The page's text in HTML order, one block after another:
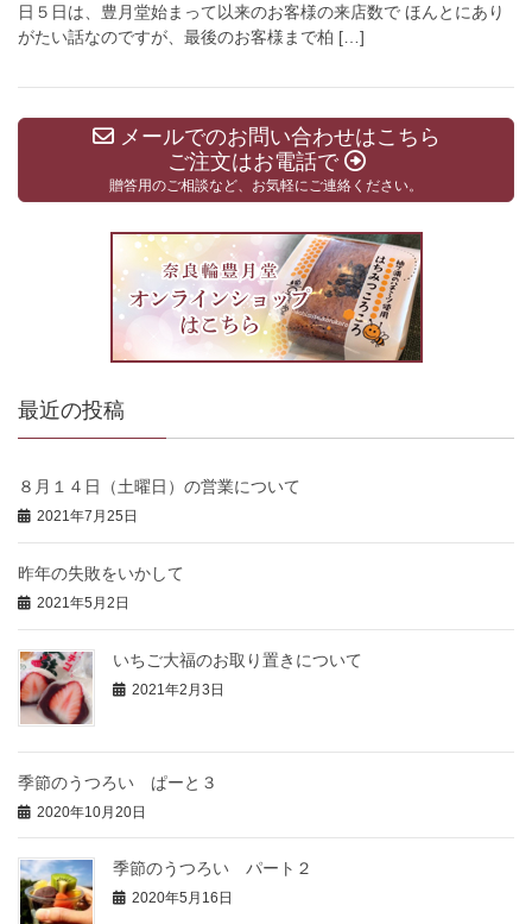
日５日は、豊月堂始まって以来のお客様の来店数で ほんとにあり
がたい話なのですが、最後のお客様まで柏 […]
メールでのお問い合わせはこちら
ご注文はお電話で
贈答用のご相談など、お気軽にご連絡ください。
最近の投稿
８月１４日（土曜日）の営業について
2021年7月25日
昨年の失敗をいかして
2021年5月2日
いちご大福のお取り置きについて
2021年2月3日
季節のうつろい ぱーと３
2020年10月20日
季節のうつろい パート２
2020年5月16日